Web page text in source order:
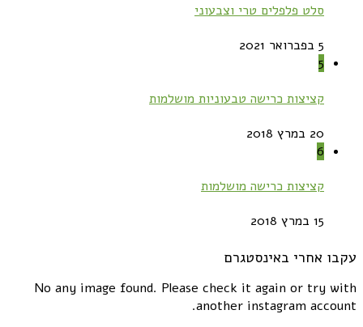
סלט פלפלים טרי וצבעוני
5 בפברואר 2021
5
קציצות כרישה טבעוניות מושלמות
20 במרץ 2018
6
קציצות כרישה מושלמות
15 במרץ 2018
עקבו אחרי באינסטגרם
No any image found. Please check it again or try with
another instagram account.